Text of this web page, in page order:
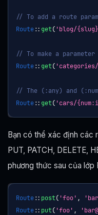
// To add a route
Route:: get( 'blog/
// To make a
Route:: get(
// The (:any) and
Route:: get( 'cars/
Bạn có thể xác định các
PUT, PATCH, DELETE,
phương thức sau của lớp
Route:: post( 'foo' ,
Route:: put( 'foo' ,